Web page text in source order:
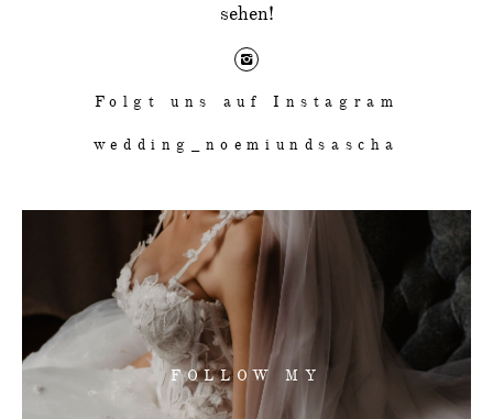
FOLLOW MY
sehen!
Folgt uns auf Instagram
wedding_noemiundsascha